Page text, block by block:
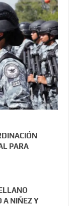
PARA
A NIÑEZ Y